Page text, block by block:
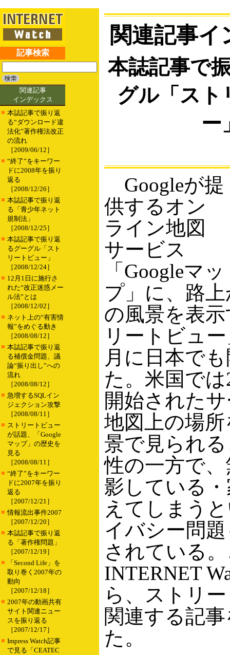
記事検索
関連記事
インデックス
■ 本誌記事で振り返
る“ダウンロード違
法化”著作権法改正
の流れ
［2009/06/12］
■ “終了”をキーワー
ドに2008年を振り
返る
［2008/12/26］
■ 本誌記事で振り返
る「青少年ネット
規制法」
［2008/12/25］
■ 本誌記事で振り返
るグーグル「スト
リートビュー」
［2008/12/24］
■ 12月1日に施行さ
れた“改正迷惑メー
ル法”とは
［2008/12/02］
■ ネット上の“有害情
報”をめぐる動き
［2008/08/12］
■ 本誌記事で振り返
る補償金問題、議
論“振り出し”への
流れ
［2008/08/12］
■ 急増するSQLイン
ジェクション攻撃
［2008/08/11］
■ ストリートビュー
が話題、「Google
マップ」の歴史を
見る
［2008/08/11］
■ “終了”をキーワー
ドに2007年を振り
返る
［2007/12/21］
■ 情報流出事件2007
［2007/12/20］
■ 本誌記事で振り返
る「著作権問題」
［2007/12/19］
■
「Second Life」を
取り巻く2007年の
動向
［2007/12/18］
■ 2007年の動画共有
サイト関連ニュー
スを振り返る
［2007/12/17］
■ Impress Watch記事
で見る「CEATEC
関連記事
本誌記事で
グル「スト
ー
Googleが提
供するオン
ライン地図
サービス
「Googleマッ
プ」に、路
の風景を表
リートビュ
月に日本で
た。米国で
開始された
地図上の場
景で見られ
性の一方で
影している
えてしまう
イバシー問
されている
INTERNET
ら、ストリ
関連する記
た。